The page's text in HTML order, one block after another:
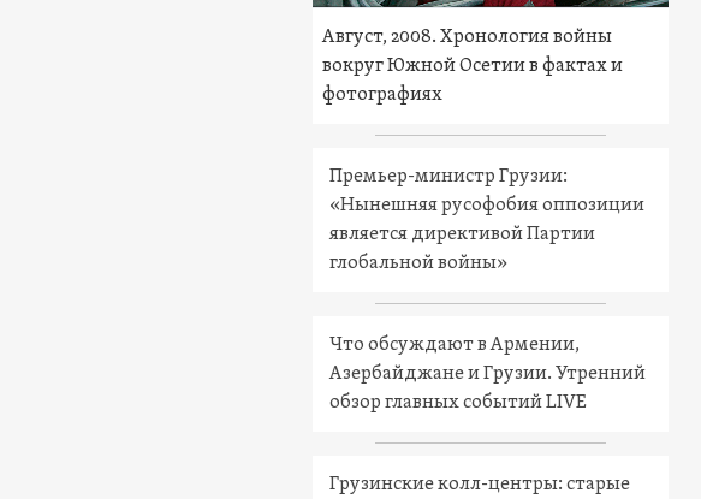
Август, 2008. Хронология войны
вокруг Южной Осетии в фактах и
фотографиях
Премьер-министр Грузии:
«Нынешняя русофобия оппозиции
является директивой Партии
глобальной войны»
Что обсуждают в Армении,
Азербайджане и Грузии. Утренний
обзор главных событий LIVE
Грузинские колл-центры: старые